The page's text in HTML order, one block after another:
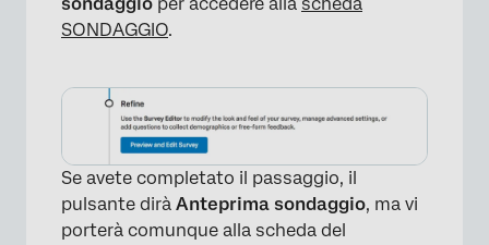
sondaggio per accedere alla scheda
SONDAGGIO.
Se avete completato il passaggio, il
pulsante dirà Anteprima sondaggio, ma vi
porterà comunque alla scheda del